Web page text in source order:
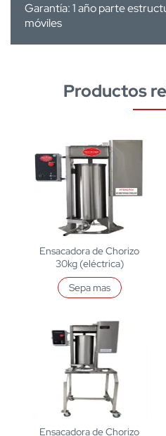
Garantía: 1 año parte
móviles
Productos
Ensacadora de Chorizo
30kg (eléctrica)
Sepa mas
Ensacadora de Chorizo